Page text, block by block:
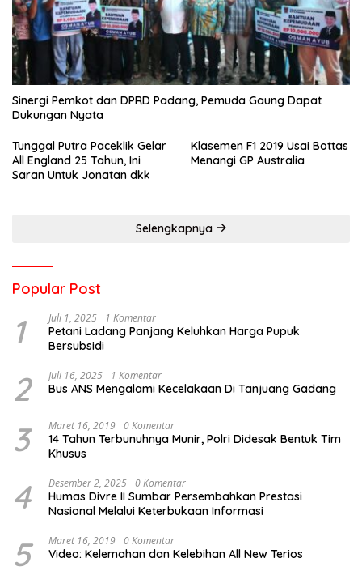
Sinergi Pemkot dan DPRD Padang, Pemuda Gaung Dapat
Dukungan Nyata
Tunggal Putra Paceklik Gelar
All England 25 Tahun, Ini
Saran Untuk Jonatan dkk
Klasemen F1 2019 Usai Bottas
Menangi GP Australia
Selengkapnya
Popular Post
1 Juli 1, 2025 1 Komentar
Petani Ladang Panjang Keluhkan Harga Pupuk
Bersubsidi
2 Juli 16, 2025 1 Komentar
Bus ANS Mengalami Kecelakaan Di Tanjuang Gadang
3 Maret 16, 2019 0 Komentar
14 Tahun Terbunuhnya Munir, Polri Didesak Bentuk Tim
Khusus
4 Desember 2, 2025 0 Komentar
Humas Divre II Sumbar Persembahkan Prestasi
Nasional Melalui Keterbukaan Informasi
5 Maret 16, 2019 0 Komentar
Video: Kelemahan dan Kelebihan All New Terios